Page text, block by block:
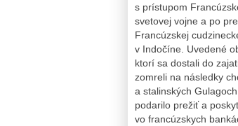
s prístupom
svetovej vojne a po
Francúzskej
v Indočíne. Uvedené
ktorí sa dostali do
zomreli na následky
a stalinských
podarilo prežiť a
vo francúzskych